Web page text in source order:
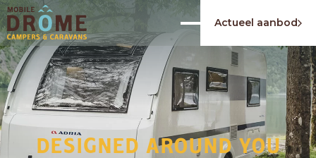
Actueel aanbod
DESIGNED AROUND YOU